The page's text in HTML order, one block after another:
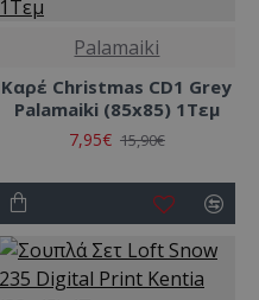
Palamaiki
Καρέ Christmas CD1 Grey
Palamaiki (85x85) 1Τεμ
7,95€ 15,90€